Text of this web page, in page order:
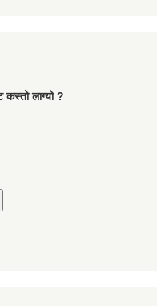
कस्तो लाग्यो ?